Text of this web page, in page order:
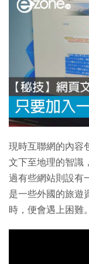
現時互聯網的內容
文下至地理的智識
過有些網站則設有
是一些外國的旅遊
時，便會遇上困難。